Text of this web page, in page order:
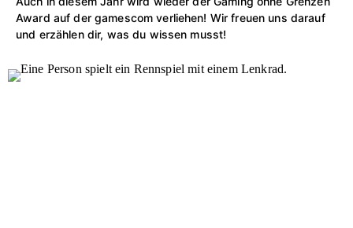
Award auf der gamescom verliehen! Wir freuen uns darauf
und erzählen dir, was du wissen musst!